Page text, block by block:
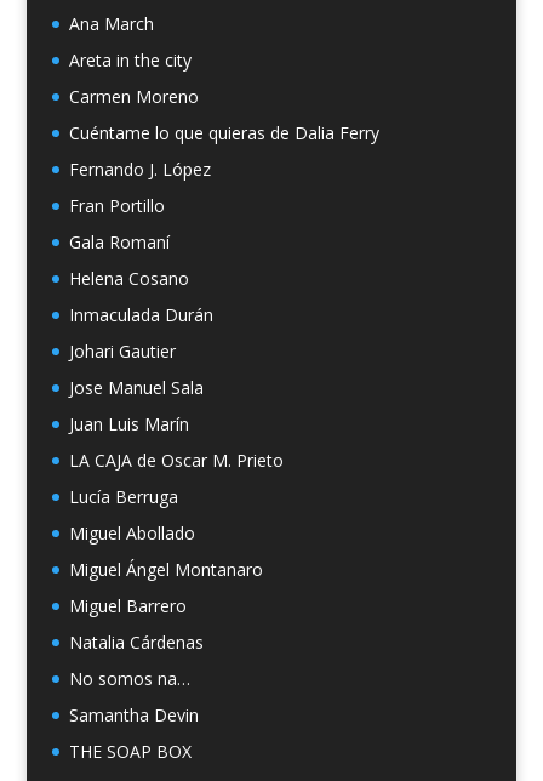
Ana March
Areta in the city
Carmen Moreno
Cuéntame lo que quieras de Dalia Ferry
Fernando J. López
Fran Portillo
Gala Romaní
Helena Cosano
Inmaculada Durán
Johari Gautier
Jose Manuel Sala
Juan Luis Marín
LA CAJA de Oscar M. Prieto
Lucía Berruga
Miguel Abollado
Miguel Ángel Montanaro
Miguel Barrero
Natalia Cárdenas
No somos na…
Samantha Devin
THE SOAP BOX